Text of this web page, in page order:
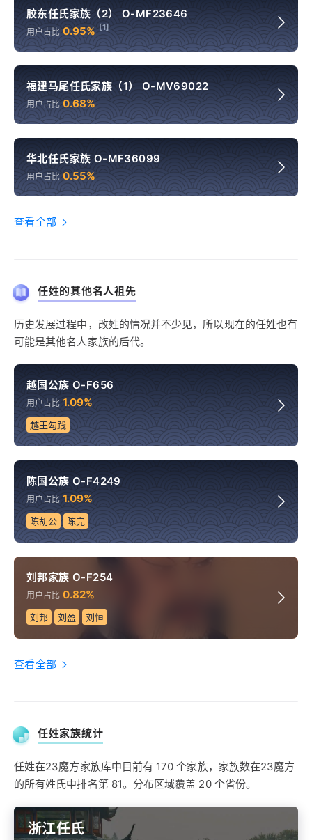
胶东任氏家族（2） O-MF23646
用户占比 0.95% [1]
福建马尾任氏家族（1） O-MV69022
用户占比 0.68%
华北任氏家族 O-MF36099
用户占比 0.55%
查看全部
任姓的其他名人祖先
历史发展过程中，改姓的情况并不少见，所以现在的任姓也有
可能是其他名人家族的后代。
越国公族 O-F656
用户占比 1.09%
越王勾践
陈国公族 O-F4249
用户占比 1.09%
陈胡公 陈完
刘邦家族 O-F254
用户占比 0.82%
刘邦 刘盈 刘恒
查看全部
任姓家族统计
任姓在23魔方家族库中目前有 170 个家族，家族数在23魔方
的所有姓氏中排名第 81。分布区域覆盖 20 个省份。
浙江任氏